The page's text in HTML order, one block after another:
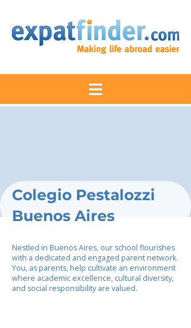
Colegio Pestalozzi
Buenos Aires
Nestled in Buenos Aires, our school flourishes
with a dedicated and engaged parent network.
You, as parents, help cultivate an environment
where academic excellence, cultural diversity,
and social responsibility are valued.